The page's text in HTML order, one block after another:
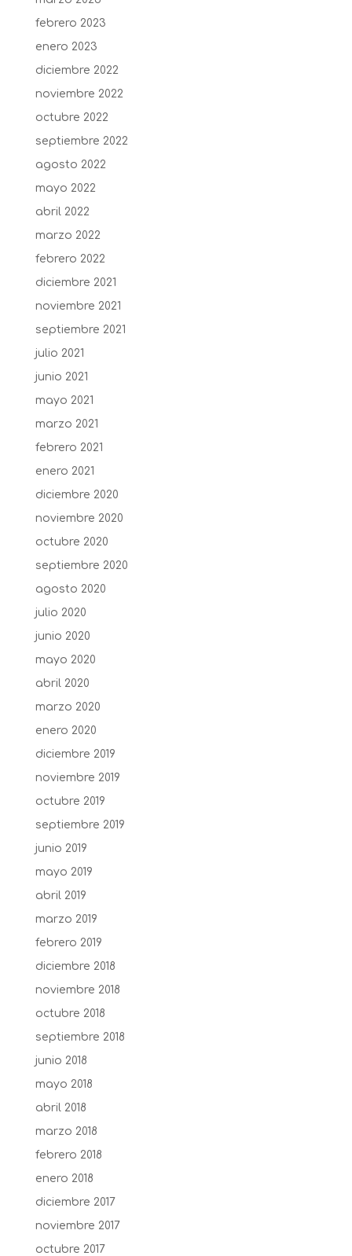
febrero 2023
enero 2023
diciembre 2022
noviembre 2022
octubre 2022
septiembre 2022
agosto 2022
mayo 2022
abril 2022
marzo 2022
febrero 2022
diciembre 2021
noviembre 2021
septiembre 2021
julio 2021
junio 2021
mayo 2021
marzo 2021
febrero 2021
enero 2021
diciembre 2020
noviembre 2020
octubre 2020
septiembre 2020
agosto 2020
julio 2020
junio 2020
mayo 2020
abril 2020
marzo 2020
enero 2020
diciembre 2019
noviembre 2019
octubre 2019
septiembre 2019
junio 2019
mayo 2019
abril 2019
marzo 2019
febrero 2019
diciembre 2018
noviembre 2018
octubre 2018
septiembre 2018
junio 2018
mayo 2018
abril 2018
marzo 2018
febrero 2018
enero 2018
diciembre 2017
noviembre 2017
octubre 2017